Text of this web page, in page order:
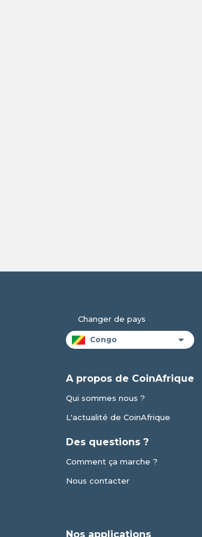
Changer de pays
A propos de CoinAfrique
Qui sommes nous ?
L'actualité de CoinAfrique
Des questions ?
Comment ça marche ?
Nous contacter
Nos applications